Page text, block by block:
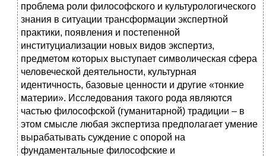
проблема роли философского и культурологического
знания в ситуации трансформации экспертной
практики, появления и постепенной
институциализации новых видов экспертиз,
предметом которых выступает символическая сфера
человеческой деятельности, культурная
идентичность, базовые ценности и другие «тонкие
материи». Исследования такого рода являются
частью философской (гуманитарной) традиции – в
этом смысле любая экспертиза предполагает умение
вырабатывать суждение с опорой на
фундаментальные философские и